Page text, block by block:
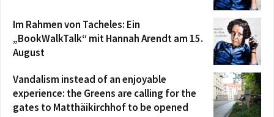
Im Rahmen von Tacheles: Ein
„BookWalkTalk“ mit Hannah Arendt am 15.
August
Vandalism instead of an enjoyable
experience: the Greens are calling for the
gates to Matthäikirchhof to be opened